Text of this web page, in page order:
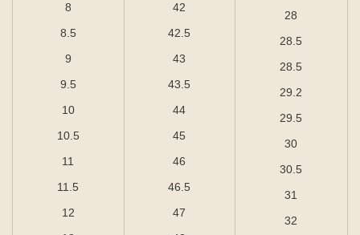
8
8.5
9
9.5
10
10.5
11
11.5
12
42
42.5
43
43.5
44
45
46
46.5
47
28
28.5
28.5
29.2
29.5
30
30.5
31
32